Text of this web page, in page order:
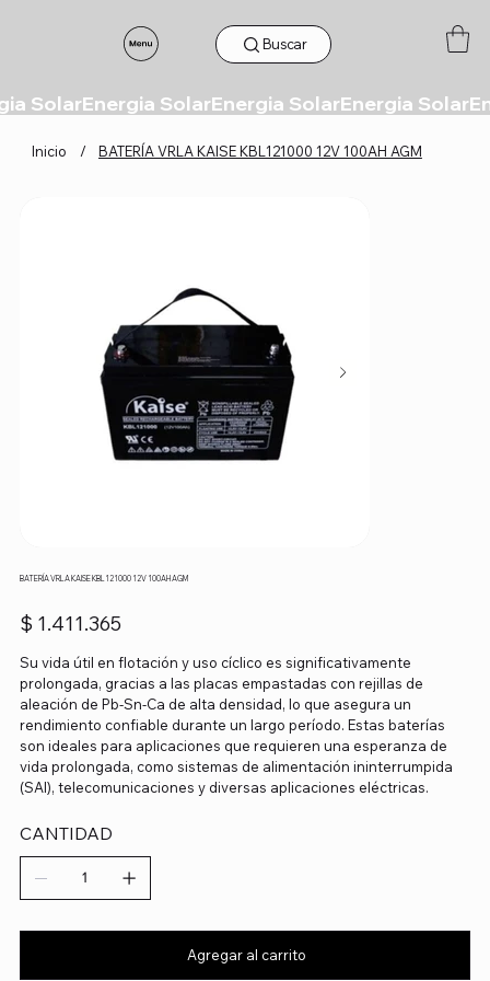
Buscar
Inicio / BATERÍA VRLA KAISE KBL121000 12V 100AH AGM
BATERÍA VRLA KAISE KBL121000 12V 100AH AGM
Precio
$ 1.411.365
Su vida útil en flotación y uso cíclico es significativamente
prolongada, gracias a las placas empastadas con rejillas de
aleación de Pb-Sn-Ca de alta densidad, lo que asegura un
rendimiento confiable durante un largo período. Estas baterías
son ideales para aplicaciones que requieren una esperanza de
vida prolongada, como sistemas de alimentación ininterrumpida
(SAI), telecomunicaciones y diversas aplicaciones eléctricas.
CANTIDAD
Agregar al carrito